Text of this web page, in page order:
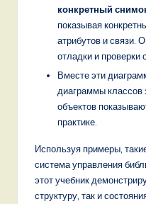
конкретный
показывая
атрибутов и связи.
отладки и проверки
Вместе эти
диаграммы
объектов
практике.
Используя примеры,
система управления
этот учебник
структуру, так и